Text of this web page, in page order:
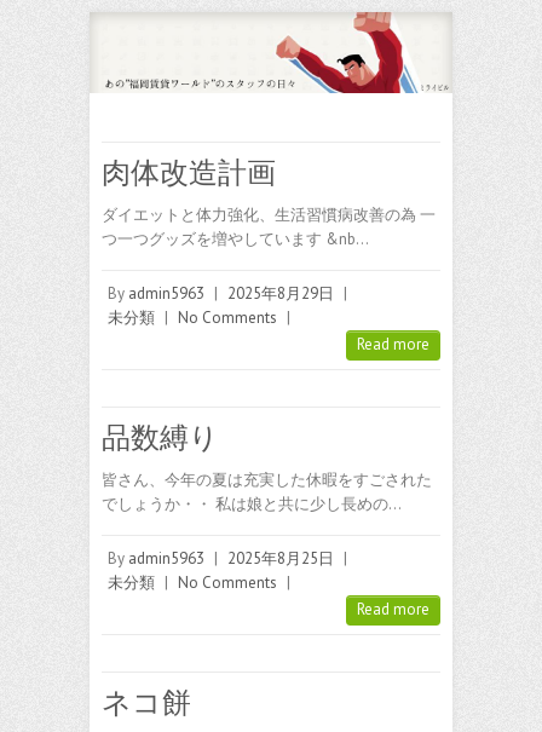
肉体改造計画
ダイエットと体力強化、生活習慣病改善の為 一
つ一つグッズを増やしています &nb…
By admin5963 | 2025年8月29日
|
未分類 | No Comments |
Read more
品数縛り
皆さん、今年の夏は充実した休暇をすごされた
でしょうか・・ 私は娘と共に少し長めの…
By admin5963 | 2025年8月25日
|
未分類 | No Comments |
Read more
ネコ餅